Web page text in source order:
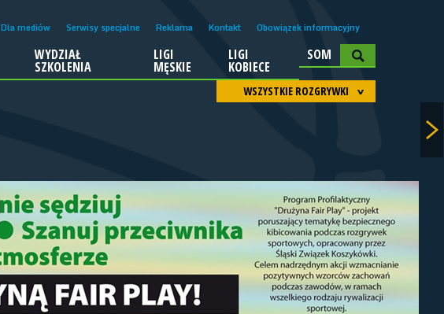
Dla mediów Serwisy specjalne Reklama Kontakt Obowiązek informacyjny
WYDZIAŁ
SZKOLENIA
LIGI
MĘSKIE
LIGI
KOBIECE
SOM
WSZYSTKIE ROZGRYWKI